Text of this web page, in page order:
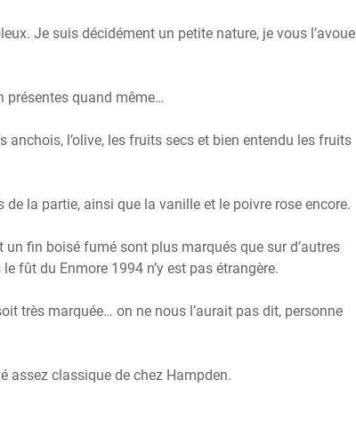
Je suis décidément un petite nature, je vous l’avoue
présentes quand même…
l’olive, les fruits secs et bien entendu les fruits
la partie, ainsi que la vanille et le poivre rose encore.
un fin boisé fumé sont plus marqués que sur d’autres
fût du Enmore 1994 n’y est pas étrangère.
très marquée… on ne nous l’aurait pas dit, personne
assez classique de chez Hampden.